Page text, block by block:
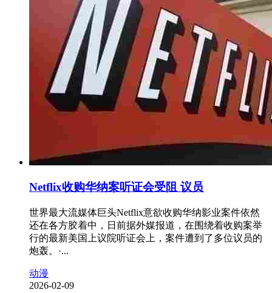
Netflix收购华纳案听证会受阻 议员
世界最大流媒体巨头Netflix意欲收购华纳影业案件依然
还在各方胶着中，日前据外媒报道，在围绕着收购案举
行的最新美国上议院听证会上，案件遭到了多位议员的
炮轰。·...
动漫
2026-02-09